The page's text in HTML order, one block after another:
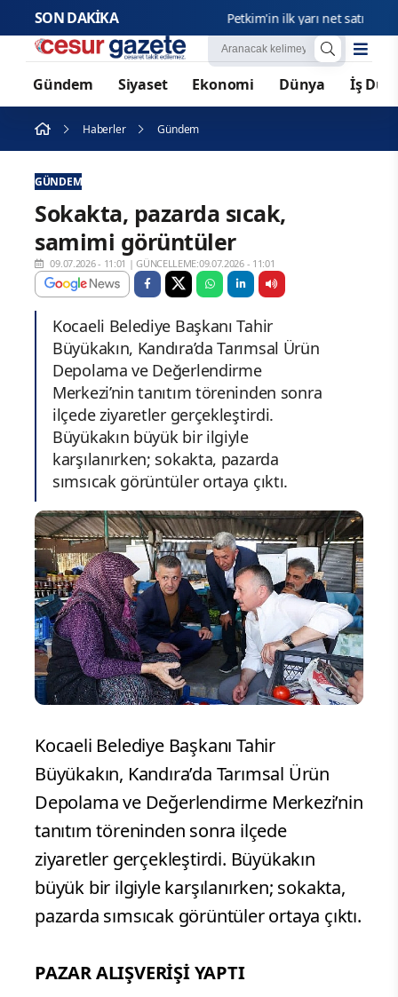
SON DAKİKA Petkim'in ilk yarı net satışları
Gündem Siyaset Ekonomi Dünya İş
Haberler Gündem
GÜNDEM
Sokakta, pazarda sıcak,
samimi görüntüler
09.07.2026 - 11:01 |GÜNCELLEME:09.07.2026 - 11:01
Kocaeli Belediye Başkanı Tahir
Büyükakın, Kandıra’da Tarımsal Ürün
Depolama ve Değerlendirme
Merkezi’nin tanıtım töreninden sonra
ilçede ziyaretler gerçekleştirdi.
Büyükakın büyük bir ilgiyle
karşılanırken; sokakta, pazarda
sımsıcak görüntüler ortaya çıktı.
Kocaeli Belediye Başkanı Tahir
Büyükakın, Kandıra’da Tarımsal Ürün
Depolama ve Değerlendirme Merkezi’nin
tanıtım töreninden sonra ilçede
ziyaretler gerçekleştirdi. Büyükakın
büyük bir ilgiyle karşılanırken; sokakta,
pazarda sımsıcak görüntüler ortaya çıktı.
PAZAR ALIŞVERİŞİ YAPTI